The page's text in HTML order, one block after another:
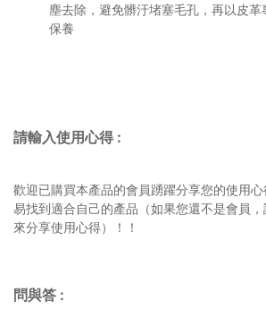
塵去除，避免髒汙堵塞毛孔，再以皮
保養
請輸入使用心得 :
歡迎已購買本產品的會員踴躍分享您的使用
易找到適合自己的產品（如果您還不是會員
來分享使用心得）！！
問與答 :